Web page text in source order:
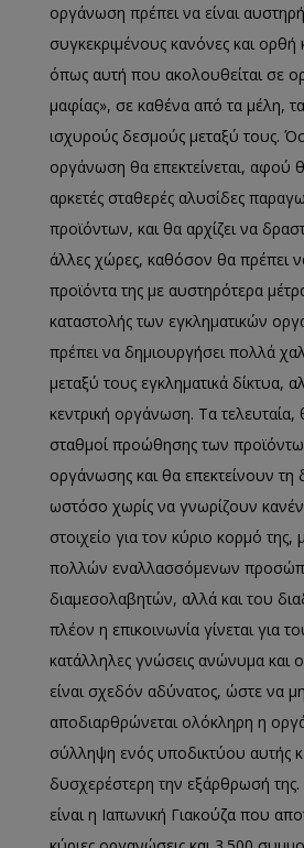
οργάνωση πρέπει να είναι
συγκεκριμένους κανόνες και ορθή
όπως αυτή που ακολουθείται σε
μαφίας», σε καθένα από τα μέλη,
ισχυρούς δεσμούς μεταξύ τους.
οργάνωση θα επεκτείνεται, αφού
αρκετές σταθερές αλυσίδες
προϊόντων, και θα αρχίζει να
άλλες χώρες, καθόσον θα πρέπει
προϊόντα της με αυστηρότερα
καταστολής των εγκληματικών
πρέπει να δημιουργήσει πολλά
μεταξύ τους εγκληματικά δίκτυα,
κεντρική οργάνωση. Τα
σταθμοί προώθησης των
οργάνωσης και θα επεκτείνουν τη
ωστόσο χωρίς να γνωρίζουν
στοιχείο για τον κύριο κορμό της,
πολλών εναλλασσόμενων
διαμεσολαβητών, αλλά και του
πλέον η επικοινωνία γίνεται για
κατάλληλες γνώσεις ανώνυμα και
είναι σχεδόν αδύνατος, ώστε να
αποδιαρθρώνεται ολόκληρη η
σύλληψη ενός υποδικτύου αυτής
δυσχερέστερη την εξάρθρωσή
είναι η Ιαπωνική Γιακούζα που